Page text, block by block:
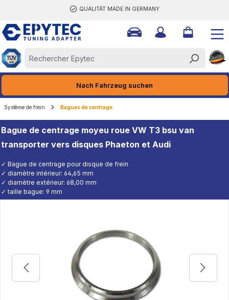
QUALITÄT MADE IN GERMANY
Nach Fahrzeug suchen
Système de frein Bagues de centrage
Bague de centrage moyeu roue VW T3 bsu van
transporter vers disques Phaeton et Audi
✓ Bague de centrage pour disque de frein
✓ diamètre intérieur: 64,65 mm
✓ diamètre extérieur: 68,00 mm
✓ taille bague: 9 mm